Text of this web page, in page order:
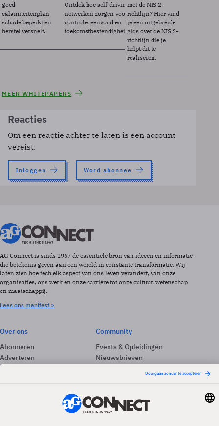
goed
calamiteitenplan
schade beperkt en
herstel versnelt.
Ontdek hoe self-driving
netwerken zorgen voor
controle, eenvoud en
toekomstbestendigheid.
met de NIS 2-
richtlijn? Hier vind
je een uitgebreide
gids over de NIS 2-
richtlijn die je
helpt dit te
realiseren.
MEER WHITEPAPERS
Reacties
Om een reactie achter te laten is een account
vereist.
Inloggen Word abonnee
AG Connect is sinds 1967 de essentiële bron van ideeën en informatie
die betekenis geven aan een wereld in constante transformatie. Wij
laten zien hoe tech elk aspect van ons leven verandert, van onze
organisaties, ons werk en onze carrière tot onze cultuur, wetenschap
en maatschappij.
Lees ons manifest >
Over ons
Abonneren
Adverteren
Contact
Community
Events & Opleidingen
Nieuwsbrieven